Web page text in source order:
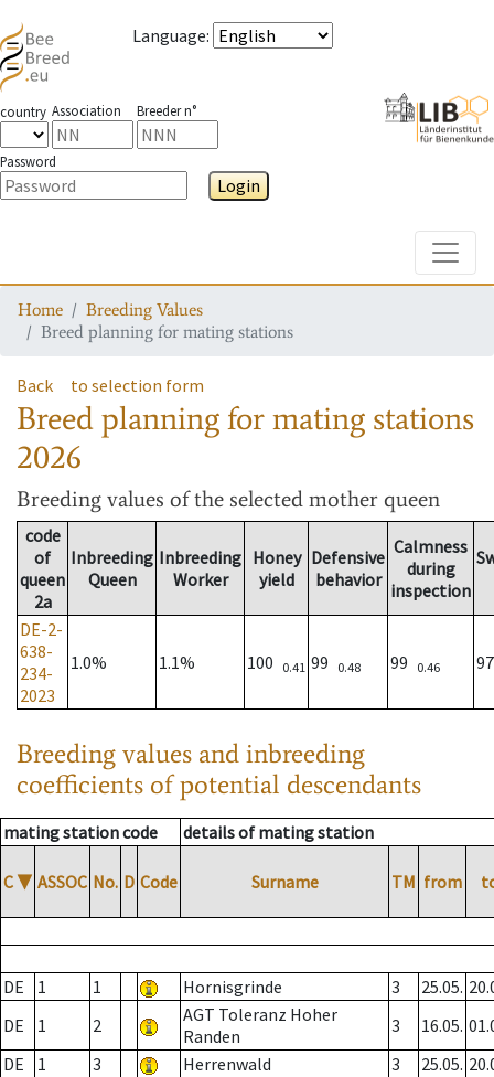
Language:
country Association Breeder n°
Password
Login
Home
Breeding Values
Breed planning for mating stations
Back to selection form
Breed planning for mating stations
2026
Breeding values of the selected mother queen
code
of
queen
2a
Inbreeding
Queen
Inbreeding
Worker
Honey
yield
Defensive
behavior
Calmness
during
inspection
DE-2-
638-
234-
2023
1.0% 1.1% 100 0.41 99 0.48 99 0.46
Breeding values and inbreeding
coefficients of potential descendants
mating station code details of mating station
C ▼ ASSOC No. D Code Surname TM from
DE 1 1 Hornisgrinde 3 25.05.
DE
1 2
AGT Toleranz Hoher
Randen
3 16.05.
DE
1 3 Herrenwald 3 25.05.